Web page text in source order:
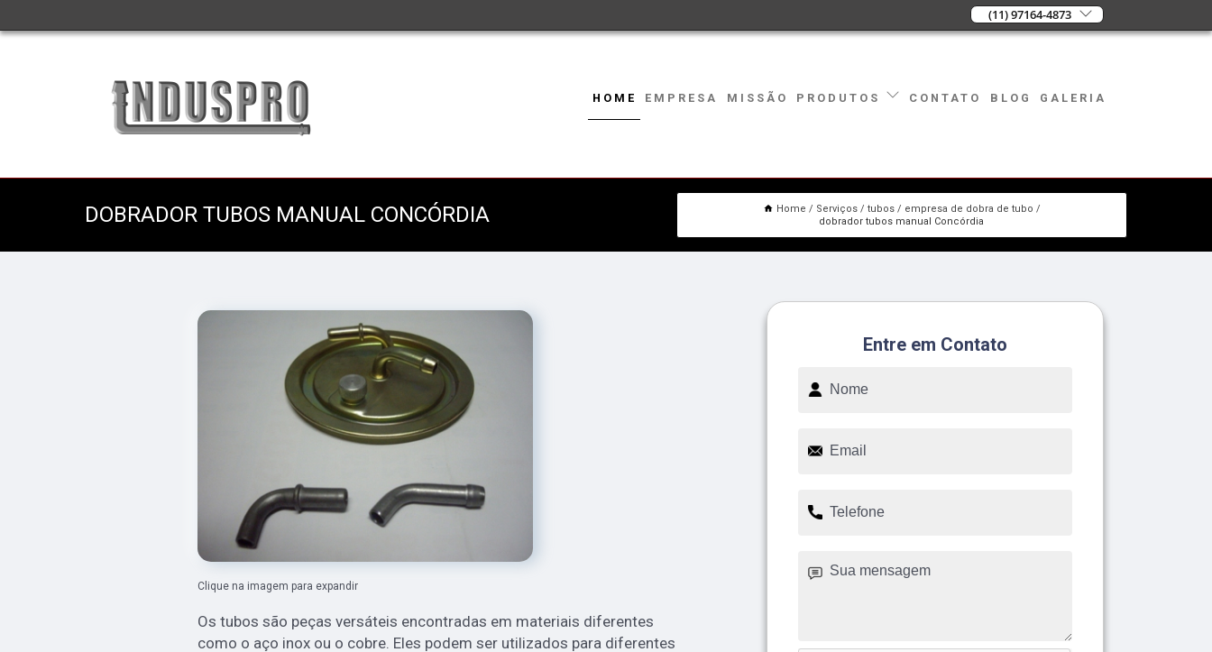
(11) 97164-4873
HOME EMPRESA MISSÃO PRODUTOS CONTATO BLOG GALERIA
DOBRADOR TUBOS MANUAL CONCÓRDIA Home Serviços tubos
empresa de dobra de tubo
dobrador tubos manual Concórdia
Clique na imagem para expandir
Os tubos são peças versáteis encontradas em materiais diferentes
como o aço inox ou o cobre. Eles podem ser utilizados para diferentes
Entre em Contato